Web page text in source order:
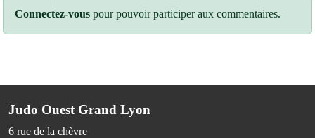
Connectez-vous pour pouvoir participer aux commentaires.
Judo Ouest Grand Lyon
6 rue de la chèvre